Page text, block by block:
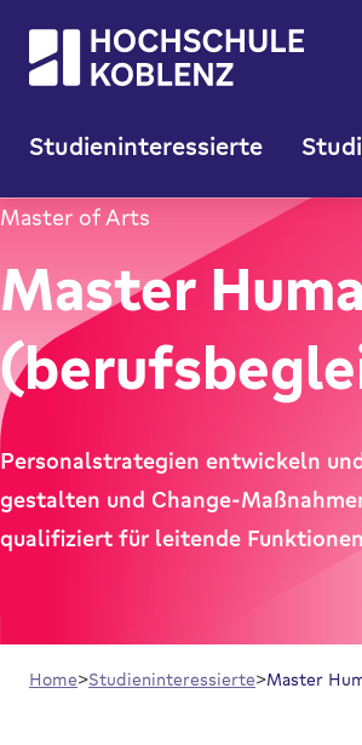
Studieninteressierte
Master of Arts
Master
Personalstrategien entwickeln
gestalten und Change-
qualifiziert für leitende Funktionen
Home Studieninteressierte Master